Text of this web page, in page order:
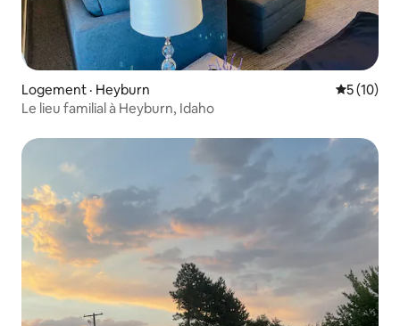
Logement · Heyburn Note
5 (10)
Le lieu familial à Heyburn, Idaho